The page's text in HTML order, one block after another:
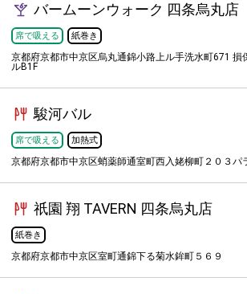
バームーンウォーク 四条烏丸店
席で吸える 紙巻き
京都府京都市中京区烏丸通錦小路上ル手洗水町671 損
ルB1F
駿河バル
席で吸える 加熱式
京都府京都市中京区蛸薬師通室町西入姥柳町２０３パ
祇園 翔 TAVERN 四条烏丸店
紙巻き
京都府京都市中京区室町通錦下る菊水鉾町５６９